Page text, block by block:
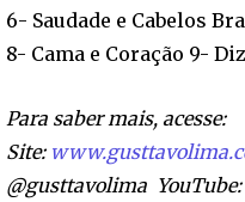
6- Saudade e Cabelos
8- Cama e Coração 9-
Para saber mais, acesse:
Site:
@gusttavolima